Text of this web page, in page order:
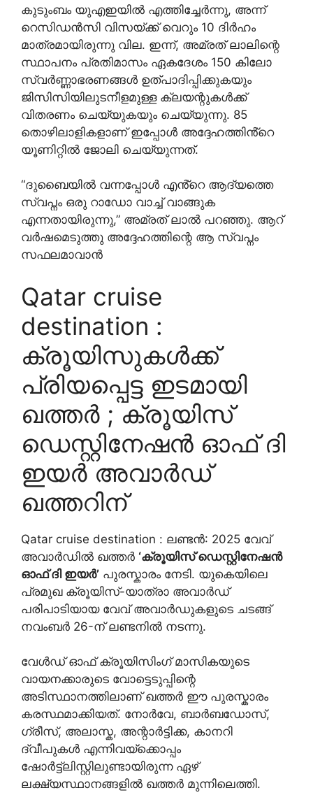
കുടുംബം യുഎഇയിൽ എത്തിച്ചേർന്നു, അന്ന്
റെസിഡൻസി വിസയ്ക്ക് വെറും 10 ദിർഹം
മാത്രമായിരുന്നു വില. ഇന്ന്, അമ്രത് ലാലിന്റെ
സ്ഥാപനം പ്രതിമാസം ഏകദേശം 150 കിലോ
സ്വർണ്ണാഭരണങ്ങൾ ഉത്പാദിപ്പിക്കുകയും
ജിസിസിയിലുടനീളമുള്ള ക്ലയന്റുകൾക്ക്
വിതരണം ചെയ്യുകയും ചെയ്യുന്നു. 85
തൊഴിലാളികളാണ് ഇപ്പോൾ അദ്ദേഹത്തിൻ്റെ
യൂണിറ്റിൽ ജോലി ചെയ്യുന്നത്.
“ദുബൈയിൽ വന്നപ്പോൾ എൻ്റെ ആദ്യത്തെ
സ്വപ്നം ഒരു റാഡോ വാച്ച് വാങ്ങുക
എന്നതായിരുന്നു,” അമ്രത് ലാൽ പറഞ്ഞു. ആറ്
വർഷമെടുത്തു അദ്ദേഹത്തിന്റെ ആ സ്വപ്നം
സഫലമാവാൻ
Qatar cruise
destination :
ക്രൂയിസുകൾക്ക്
പ്രിയപ്പെട്ട ഇടമായി
ഖത്തർ ; ക്രൂയിസ്
ഡെസ്റ്റിനേഷൻ ഓഫ് ദി
ഇയർ അവാർഡ്
ഖത്തറിന്
Qatar cruise destination : ലണ്ടൻ: 2025 വേവ്
അവാർഡിൽ ഖത്തർ ‘ക്രൂയിസ് ഡെസ്റ്റിനേഷൻ
ഓഫ് ദി ഇയർ’ പുരസ്കാരം നേടി. യുകെയിലെ
പ്രമുഖ ക്രൂയിസ്-യാത്രാ അവാർഡ്
പരിപാടിയായ വേവ് അവാർഡുകളുടെ ചടങ്ങ്
നവംബർ 26-ന് ലണ്ടനിൽ നടന്നു.
വേൾഡ് ഓഫ് ക്രൂയിസിംഗ് മാസികയുടെ
വായനക്കാരുടെ വോട്ടെടുപ്പിന്റെ
അടിസ്ഥാനത്തിലാണ് ഖത്തർ ഈ പുരസ്കാരം
കരസ്ഥമാക്കിയത്. നോർവേ, ബാർബഡോസ്,
ഗ്രീസ്, അലാസ്ക, അന്റാർട്ടിക്ക, കാനറി
ദ്വീപുകൾ എന്നിവയ്‌ക്കൊപ്പം
ഷോർട്ട്‌ലിസ്റ്റിലുണ്ടായിരുന്ന ഏഴ്
ലക്ഷ്യസ്ഥാനങ്ങളിൽ ഖത്തർ മുന്നിലെത്തി.